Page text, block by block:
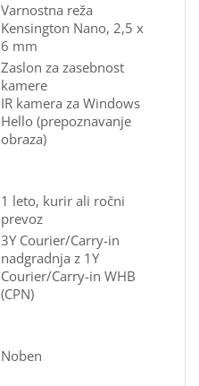
Varnostna reža
Kensington Nano, 2,5 x
6 mm
Zaslon za zasebnost
kamere
IR kamera za Windows
Hello (prepoznavanje
obraza)
1 leto, kurir ali ročni
prevoz
3Y Courier/Carry-in
nadgradnja z 1Y
Courier/Carry-in WHB
(CPN)
Noben